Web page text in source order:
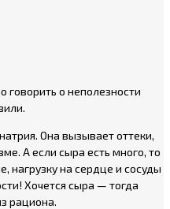
говорить о неполезности
Она вызывает оттеки,
А если сыра есть много, то
нагрузку на сердце и сосуды
Хочется сыра — тогда
рациона.